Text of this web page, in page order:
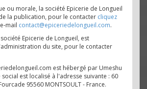
ou morale, la société Epicerie de Longueil
la publication, pour le contacter cliquez
mail contact@epiceriedelongueil.com.
Epicerie de Longueil, est
du site, pour le contacter
est hébergé par Umeshu
social est localisé à l'adresse suivante : 60
95560 MONTSOULT - France.